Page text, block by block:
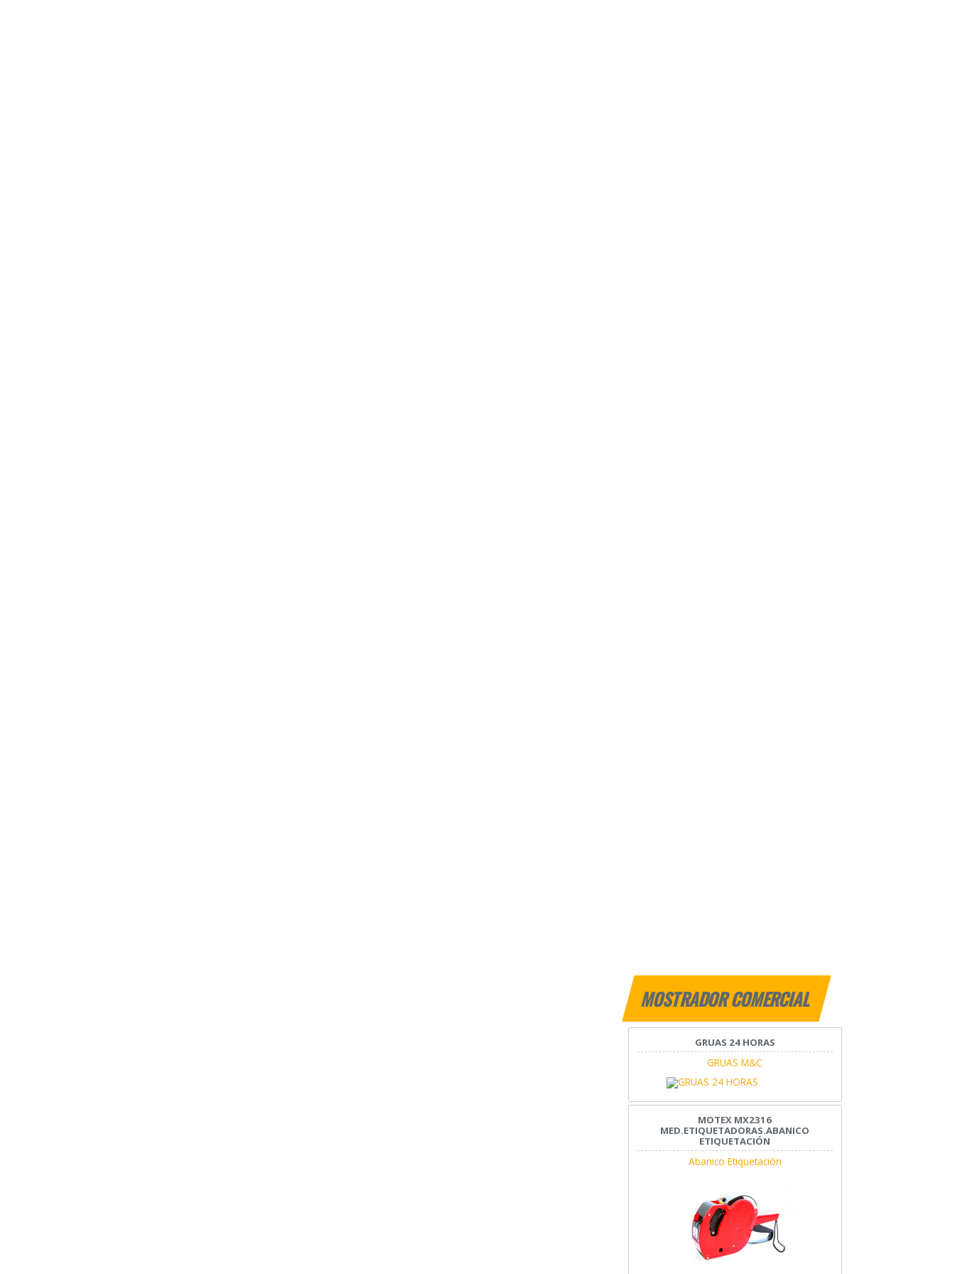
MOSTRADOR COMERCIAL
GRUAS 24 HORAS
GRUAS M&C
MOTEX MX2316
MED.ETIQUETADORAS.ABANICO
ETIQUETACIÓN
Abanico Etiquetación